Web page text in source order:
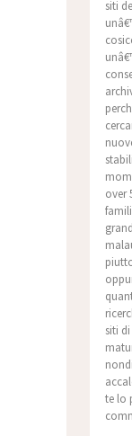
siti
over
siti
te lo